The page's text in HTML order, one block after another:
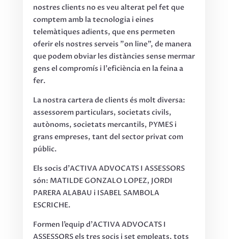
nostres clients no es veu alterat pel fet que
comptem amb la tecnologia i eines
telemàtiques adients, que ens permeten
oferir els nostres serveis "on line", de manera
que podem obviar les distàncies sense mermar
gens el compromís i l'eficiència en la feina a
fer.
La nostra cartera de clients és molt diversa:
assessorem particulars, societats civils,
autònoms, societats mercantils, PYMES i
grans empreses, tant del sector privat com
públic.
Els socis d’ACTIVA ADVOCATS I ASSESSORS
són: MATILDE GONZALO LOPEZ, JORDI
PARERA ALABAU i ISABEL SAMBOLA
ESCRICHE.
Formen l’equip d’ACTIVA ADVOCATS I
ASSESSORS els tres socis i set empleats, tots